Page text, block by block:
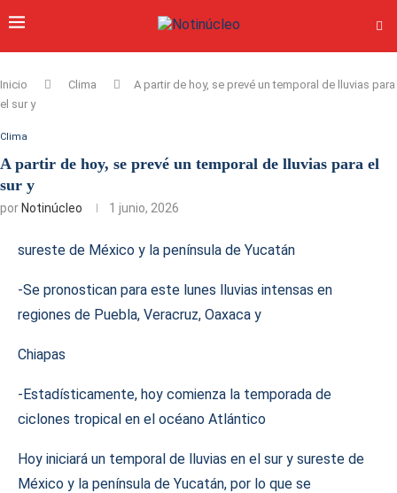
Inicio Clima
A partir de hoy, se prevé un temporal de lluvias para
el sur y
Clima
A partir de hoy, se prevé un temporal de lluvias para el
sur y
por Notinúcleo 1 junio, 2026
sureste de México y la península de Yucatán
-Se pronostican para este lunes lluvias intensas en
regiones de Puebla, Veracruz, Oaxaca y
Chiapas
-Estadísticamente, hoy comienza la temporada de
ciclones tropical en el océano Atlántico
Hoy iniciará un temporal de lluvias en el sur y sureste de
México y la península de Yucatán, por lo que se